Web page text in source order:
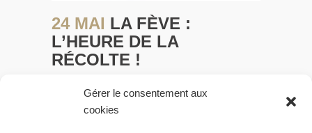
Gérer le consentement aux
cookies
24 MAI LA FÈVE :
L’HEURE DE LA
RÉCOLTE !
Du 15 avril au 20 mai, la campagne